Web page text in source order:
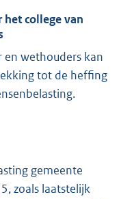
het college van
en wethouders kan
tot de heffing
gemeente
zoals laatstelijk